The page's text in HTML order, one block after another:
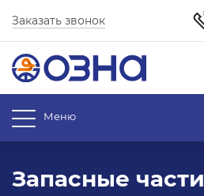
Заказать звонок
Меню
Запасные части